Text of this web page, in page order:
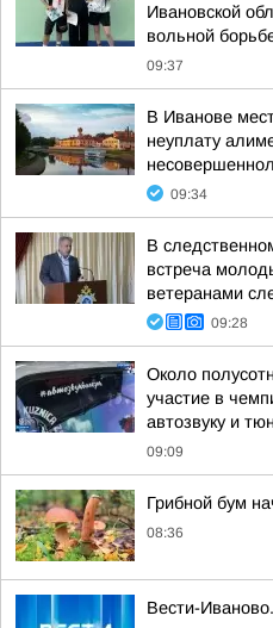
Ивановской
вольной
09:37
В Иванове
неуплату
09:34
В
встреча
ветеранами
09:28
Около
участие в
автозвуку и
09:09
Грибной бум
08:36
Вести-